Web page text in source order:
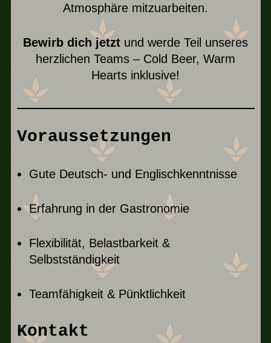
Atmosphäre mitzuarbeiten.
Bewirb dich jetzt und werde Teil unseres
herzlichen Teams – Cold Beer, Warm
Hearts inklusive!
Voraussetzungen
Gute Deutsch- und Englischkenntnisse
Erfahrung in der Gastronomie
Flexibilität, Belastbarkeit &
Selbstständigkeit
Teamfähigkeit & Pünktlichkeit
Kontakt